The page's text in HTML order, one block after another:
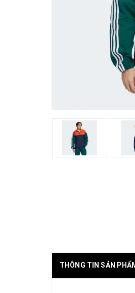
THÔNG TIN SẢN